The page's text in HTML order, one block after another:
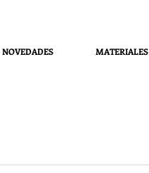
NOVEDADES MATERIALES